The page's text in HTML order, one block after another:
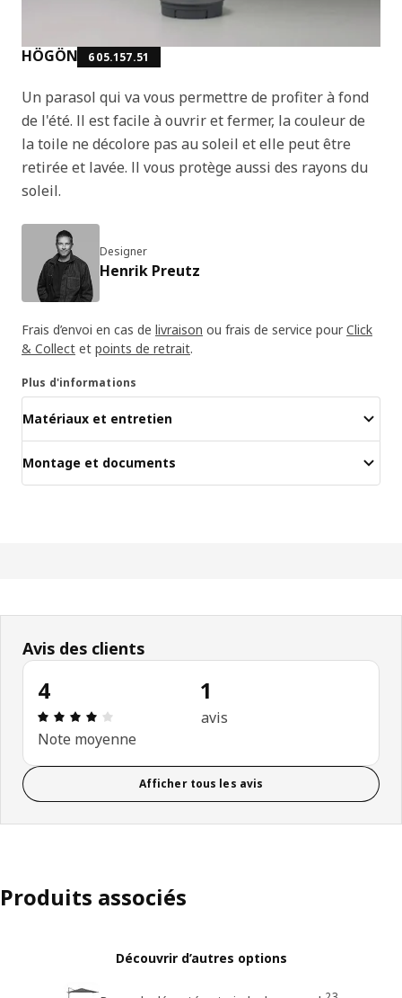
HÖGÖN 605.157.51
Un parasol qui va vous permettre de profiter à fond
de l'été. Il est facile à ouvrir et fermer, la couleur de
la toile ne décolore pas au soleil et elle peut être
retirée et lavée. Il vous protège aussi des rayons du
soleil.
Designer
Henrik Preutz
Frais d’envoi en cas de livraison ou frais de service pour Click
& Collect et points de retrait.
Plus d'informations
Matériaux et entretien
Montage et documents
Avis des clients
4
Avis: 4 sur 5 étoiles. Nombre total d’avis: 1
Note moyenne
1
avis
Afficher tous les avis
Produits associés
Découvrir d’autres options